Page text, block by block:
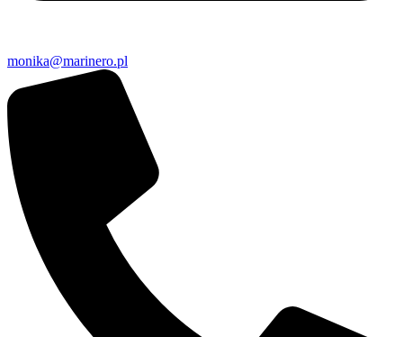
monika@marinero.pl